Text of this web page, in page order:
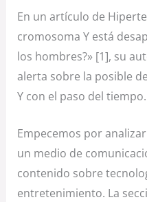
En un artículo de
cromosoma Y está
los hombres?» [1], su
alerta sobre la posible
Y con el paso del tiempo.
Empecemos por
un medio de
contenido sobre
entretenimiento. La